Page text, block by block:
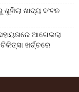
ଶୁଖିଲା ଖାଦ୍ୟ ବଂଟନ
ଆଗେଇଲା
ଖର୍ଚ୍ଚରେ